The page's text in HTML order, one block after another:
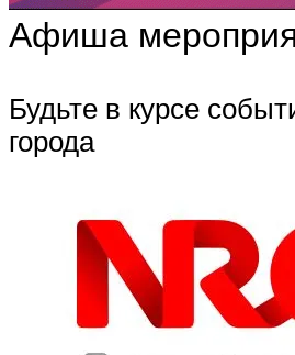
Афиша
Будьте в курсе
города